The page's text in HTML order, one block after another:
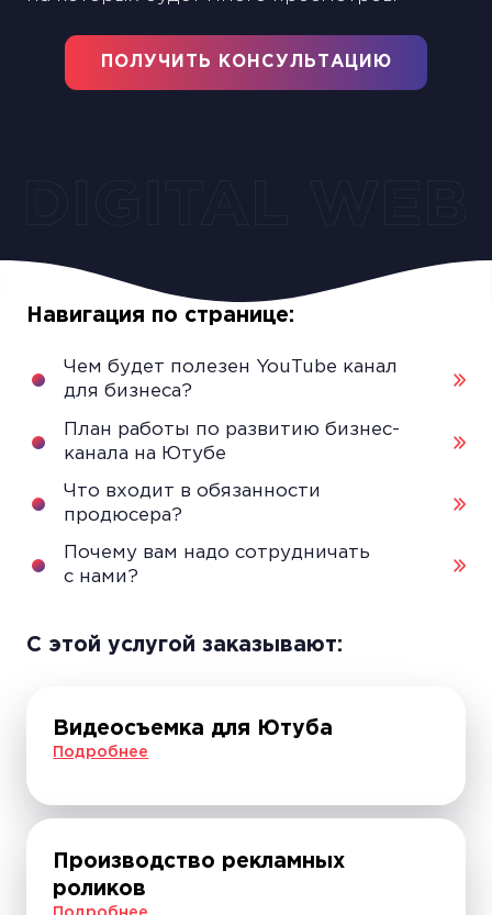
ПОЛУЧИТЬ КОНСУЛЬТАЦИЮ
Навигация по странице:
Чем будет полезен YouTube канал
для бизнеса?
План работы по развитию бизнес-
канала на Ютубе
Что входит в обязанности
продюсера?
Почему вам надо сотрудничать
с нами?
С этой уcлугой заказывают:
Видеосъемка для Ютуба
Подробнее
Производство рекламных
роликов
Подробнее